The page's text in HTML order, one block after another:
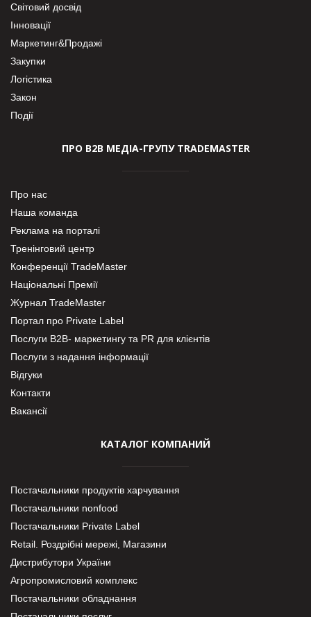
Світовий досвід
Інновації
Маркетинг&Продажі
Закупки
Логістика
Закон
Події
ПРО В2В МЕДІА-ГРУПУ TRADEMASTER
Про нас
Наша команда
Реклама на порталі
Тренінговий центр
Конференції TradeMaster
Національні Премії
Журнал TradeMaster
Портал про Private Label
Послуги В2В- маркетингу та PR для клієнтів
Послуги з надання інформації
Відгуки
Контакти
Вакансії
КАТАЛОГ КОМПАНИЙ
Постачальники продуктів харчування
Постачальники nonfood
Постачальники Private Label
Retail. Роздрібні мережі, Магазини
Дистрибутори України
Агропромисловий комплекс
Постачальники обладнання